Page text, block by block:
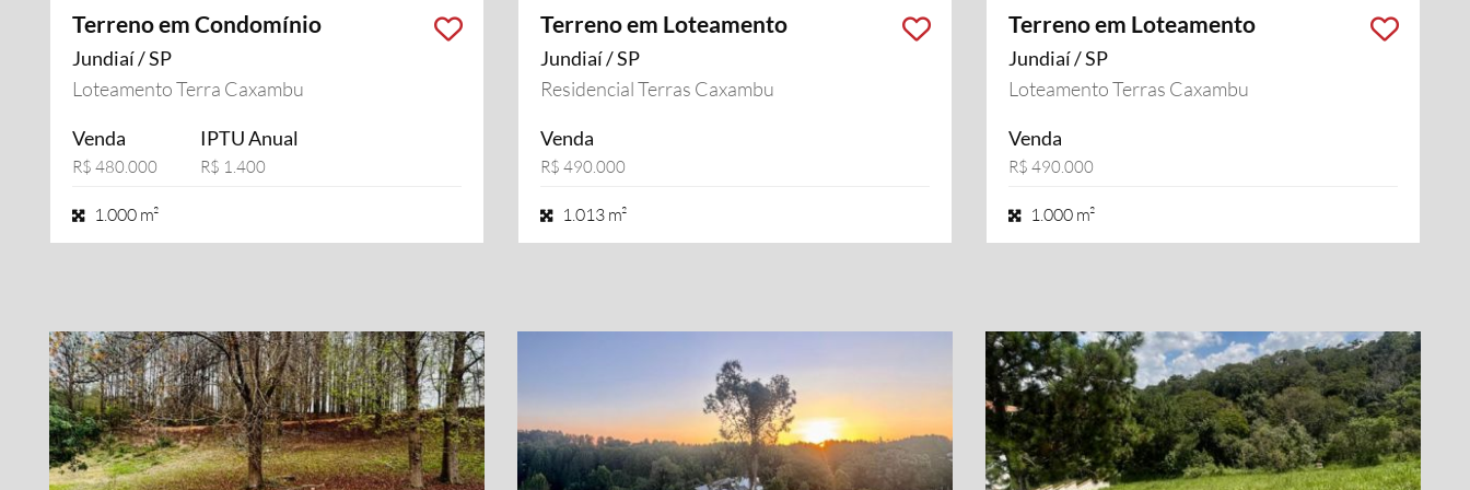
Terreno em Condomínio
Jundiaí / SP
Loteamento Terra Caxambu
Venda
R$ 480.000
IPTU Anual
R$ 1.400
1.000 m²
Terreno em Loteamento
Jundiaí / SP
Residencial Terras Caxambu
Venda
R$ 490.000
1.013 m²
Terreno em Loteamento
Jundiaí / SP
Loteamento Terras Caxambu
Venda
R$ 490.000
1.000 m²